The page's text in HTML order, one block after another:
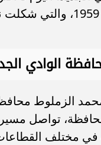
تعمير للمحافظة
الوادي
محمد الزملوط
تواصل
مختلف